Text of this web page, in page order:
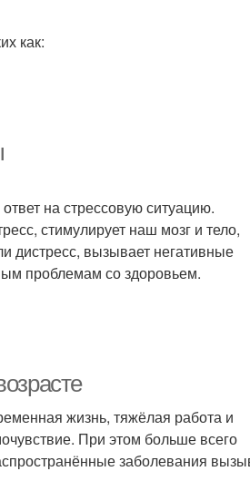
как:
на стрессовую ситуацию.
стимулирует наш мозг и тело,
дистресс, вызывает негативные
проблемам со здоровьем.
жизнь, тяжёлая работа и
При этом больше всего
заболевания